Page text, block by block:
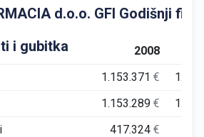
d.o.o. GFI Godišnji
i gubitka
2008
1.153.371€
1.153.289€
417.324€